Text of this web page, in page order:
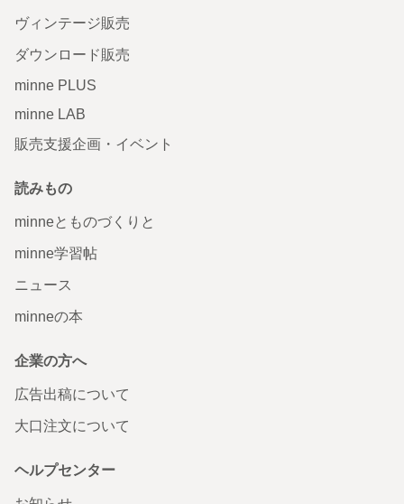
ヴィンテージ販売
ダウンロード販売
minne PLUS
minne LAB
販売支援企画・イベント
読みもの
minneとものづくりと
minne学習帖
ニュース
minneの本
企業の方へ
広告出稿について
大口注文について
ヘルプセンター